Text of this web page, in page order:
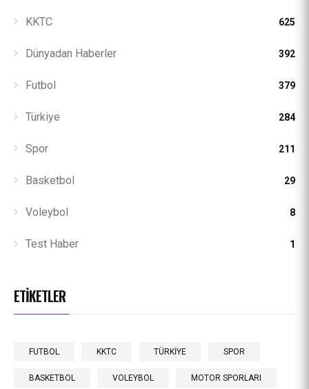
KKTC 625
Dünyadan Haberler 392
Futbol 379
Türkiye 284
Spor 211
Basketbol 29
Voleybol 8
Test Haber 1
ETİKETLER
FUTBOL KKTC TÜRKİYE SPOR
BASKETBOL VOLEYBOL MOTOR SPORLARI